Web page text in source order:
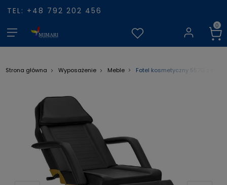
TEL: +48 792 202 456
Strona główna Wyposażenie Meble Fotel kosmetyczny 557G z